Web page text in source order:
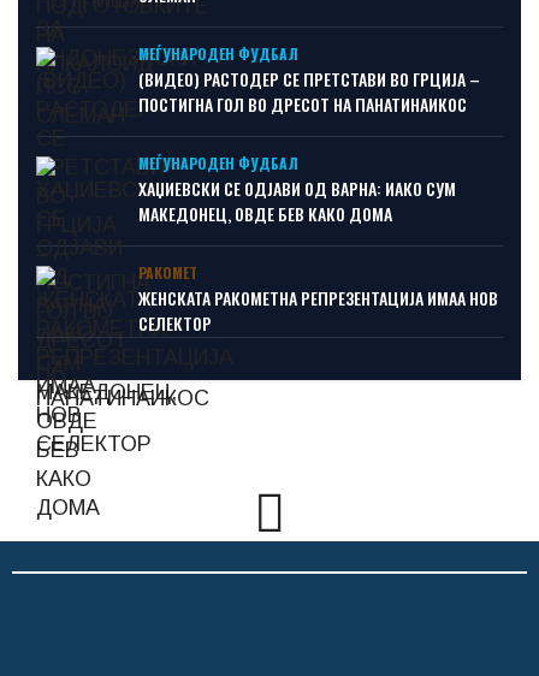
МЕЃУНАРОДЕН ФУДБАЛ
(ВИДЕО) РАСТОДЕР СЕ ПРЕТСТАВИ ВО ГРЦИЈА –
ПОСТИГНА ГОЛ ВО ДРЕСОТ НА ПАНАТИНАИКОС
МЕЃУНАРОДЕН ФУДБАЛ
ХАЏИЕВСКИ СЕ ОДЈАВИ ОД ВАРНА: ИАКО СУМ
МАКЕДОНЕЦ, ОВДЕ БЕВ КАКО ДОМА
РАКОМЕТ
ЖЕНСКАТА РАКОМЕТНА РЕПРЕЗЕНТАЦИЈА ИМАА НОВ
СЕЛЕКТОР